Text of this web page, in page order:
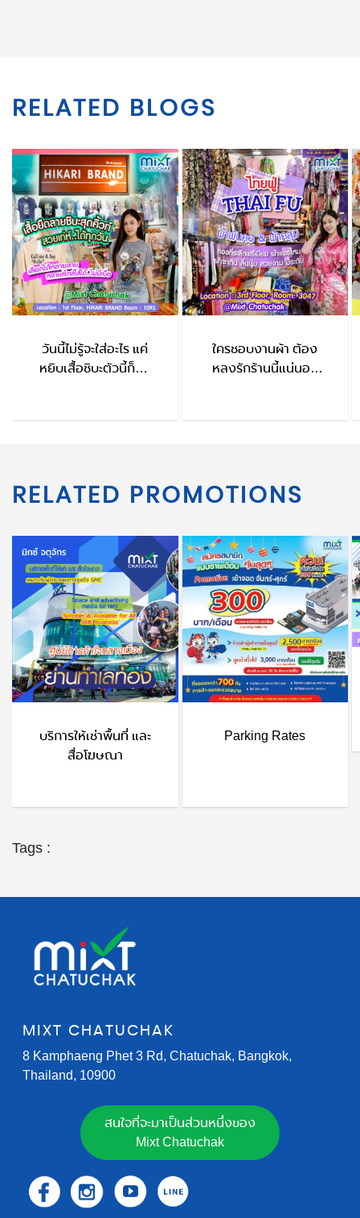
RELATED BLOGS
วันนี้ไม่รู้จะใส่อะไร แค่
หยิบเสื้อชิบะตัวนี้ก็จบ
ใครชอบงานผ้า ต้อง
หลงรักร้านนี้แน่นอน
RELATED PROMOTIONS
บริการให้เช่าพื้นที่ และ
สื่อโฆษณา
Parking Rates
Tags :
MIXT CHATUCHAK
8 Kamphaeng Phet 3 Rd, Chatuchak, Bangkok,
Thailand, 10900
สนใจที่จะมาเป็นส่วนหนึ่งของ
Mixt Chatuchak